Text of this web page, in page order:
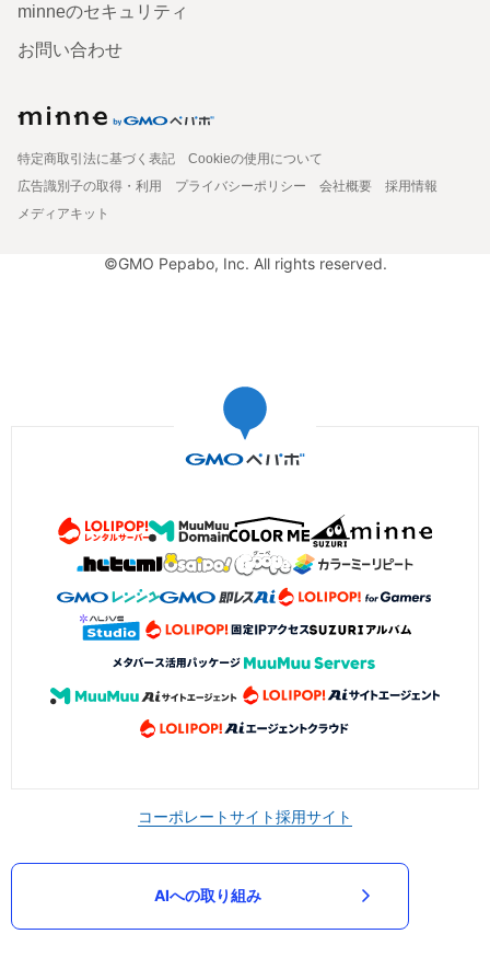
minneのセキュリティ
お問い合わせ
特定商取引法に基づく表記
Cookieの使用について
広告識別子の取得・利用
プライバシーポリシー 会社概要
採用情報
メディアキット
©GMO Pepabo, Inc. All rights reserved.
コーポレートサイト採用サイト
AIへの取り組み